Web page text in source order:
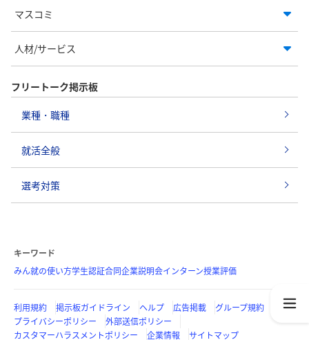
マスコミ
人材/サービス
フリートーク掲示板
業種・職種
就活全般
選考対策
キーワード
みん就の使い方学生認証合同企業説明会インターン授業評価
利用規約 掲示板ガイドライン ヘルプ 広告掲載
グループ規約
プライバシーポリシー
外部送信ポリシー
カスタマーハラスメントポリシー
企業情報 サイトマップ